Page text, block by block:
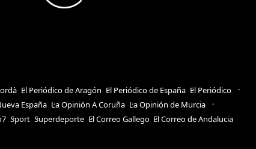
El Periódico de Aragón El Periódico de España El Periódico
España La Opinión A Coruña La Opinión de Murcia
Sport Superdeporte El Correo Gallego El Correo de Andalucia